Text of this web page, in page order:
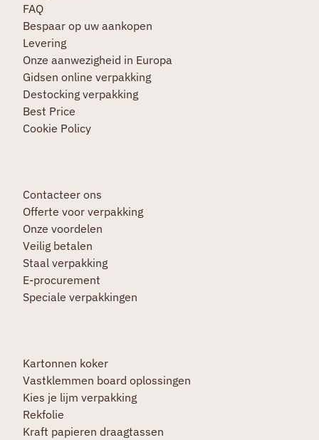
FAQ
Bespaar op uw aankopen
Levering
Onze aanwezigheid in Europa
Gidsen online verpakking
Destocking verpakking
Best Price
Cookie Policy
Contacteer ons
Offerte voor verpakking
Onze voordelen
Veilig betalen
Staal verpakking
E-procurement
Speciale verpakkingen
Kartonnen koker
Vastklemmen board oplossingen
Kies je lijm verpakking
Rekfolie
Kraft papieren draagtassen